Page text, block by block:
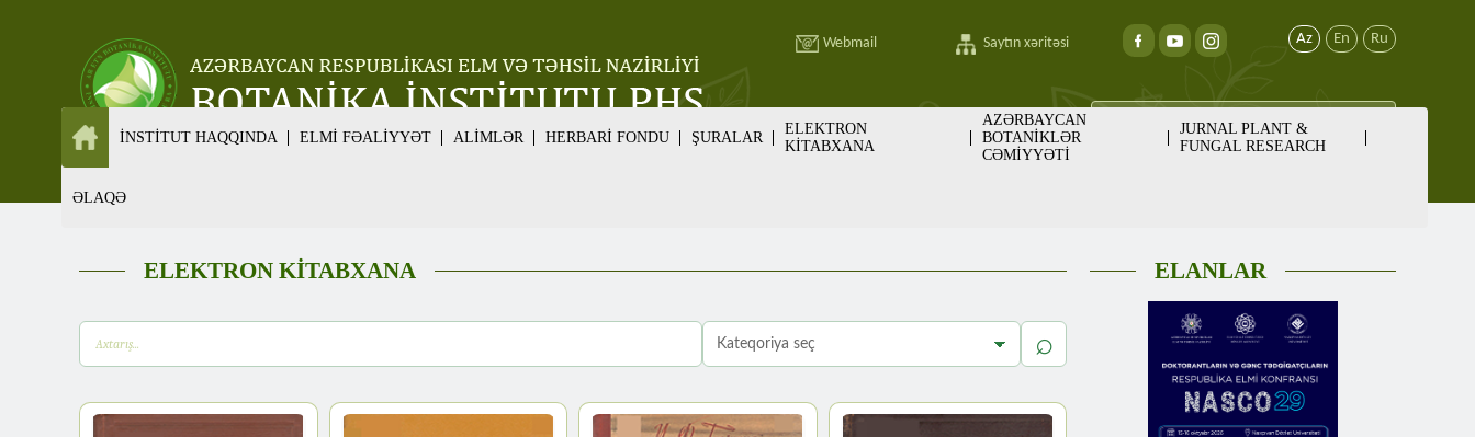
Webmail Saytın xəritəsi Az En Ru
İNSTİTUT HAQQINDA ELMİ FƏALİYYƏT ALİMLƏR HERBARİ FONDU ŞURALAR
ELEKTRON
KİTABXANA
AZƏRBAYCAN
BOTANİKLƏR
CƏMİYYƏTİ
JURNAL PLANT &
FUNGAL RESEARCH
ƏLAQƏ
ELEKTRON KİTABXANA
⌕
ELANLAR